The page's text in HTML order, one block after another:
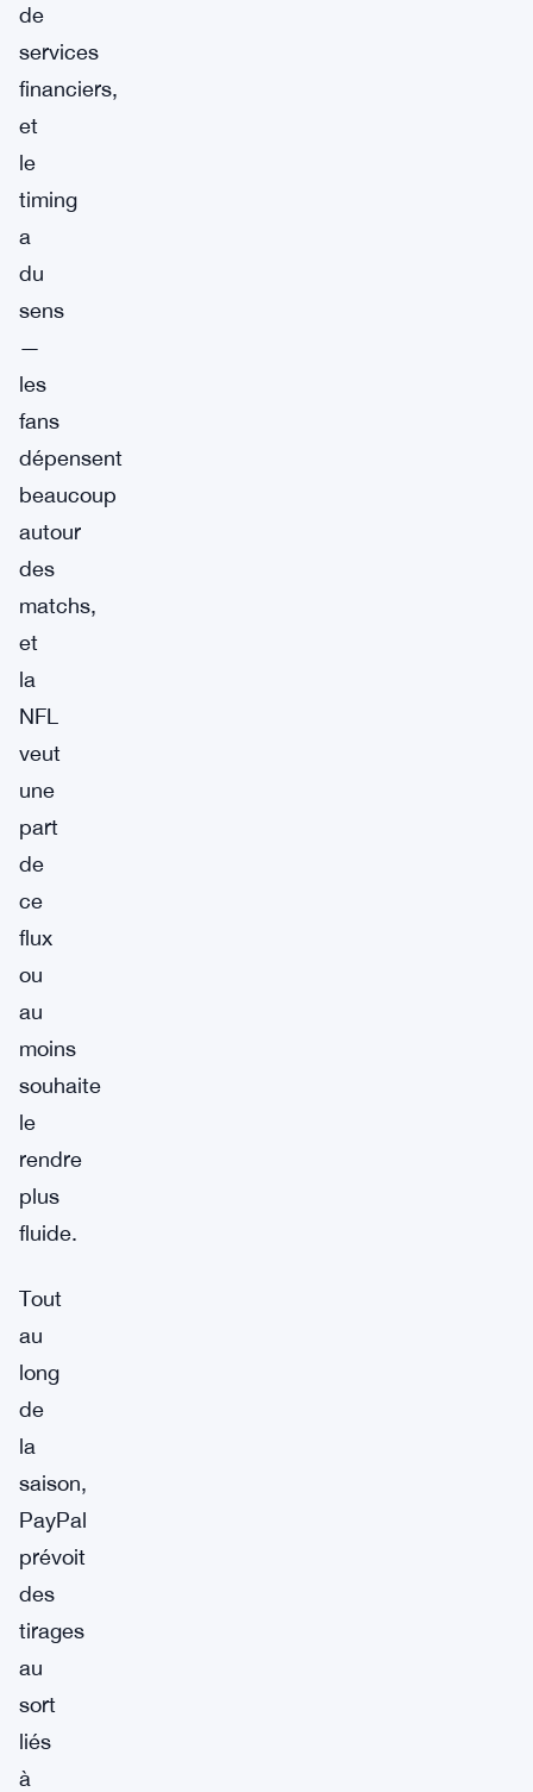
de
services
financiers,
et
le
timing
a
du
sens
—
les
fans
dépensent
beaucoup
autour
des
matchs,
et
la
NFL
veut
une
part
de
ce
flux
ou
au
moins
souhaite
le
rendre
plus
fluide.
Tout
au
long
de
la
saison,
PayPal
prévoit
des
tirages
au
sort
liés
à